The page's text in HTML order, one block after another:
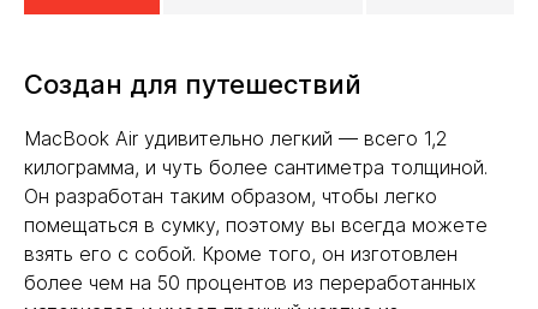
Создан для путешествий
MacBook Air удивительно легкий — всего 1,2
килограмма, и чуть более сантиметра толщиной.
Он разработан таким образом, чтобы легко
помещаться в сумку, поэтому вы всегда можете
взять его с собой. Кроме того, он изготовлен
более чем на 50 процентов из переработанных